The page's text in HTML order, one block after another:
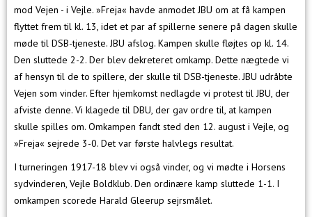
mod Vejen - i Vejle. »Freja« havde anmodet JBU om at få kampen
flyttet frem til kl. 13, idet et par af spillerne senere på dagen skulle
møde til DSB-tjeneste. JBU afslog. Kampen skulle fløjtes op kl. 14.
Den sluttede 2-2. Der blev dekreteret omkamp. Dette nægtede vi
af hensyn til de to spillere, der skulle til DSB-tjeneste. JBU udråbte
Vejen som vinder. Efter hjemkomst nedlagde vi protest til JBU, der
afviste denne. Vi klagede til DBU, der gav ordre til, at kampen
skulle spilles om. Omkampen fandt sted den 12. august i Vejle, og
»Freja« sejrede 3-0. Det var første halvlegs resultat.
I turneringen 1917-18 blev vi også vinder, og vi mødte i Horsens
sydvinderen, Vejle Boldklub. Den ordinære kamp sluttede 1-1. I
omkampen scorede Harald Gleerup sejrsmålet.